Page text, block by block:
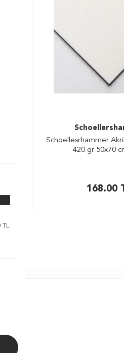
Schoellesrhammer
420 gr 50x70
168.00